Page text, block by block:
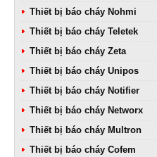
Thiết bị báo cháy Nohmi
Thiết bị báo cháy Teletek
Thiết bị báo cháy Zeta
Thiết bị báo cháy Unipos
Thiết bị báo cháy Notifier
Thiết bị báo cháy Networx
Thiết bị báo cháy Multron
Thiết bị báo cháy Cofem